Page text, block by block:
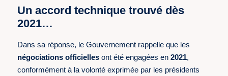
Un accord technique trouvé dès
2021…
Dans sa réponse, le Gouvernement rappelle que les
négociations officielles ont été engagées en2021,
conformément à la volonté exprimée par les présidents